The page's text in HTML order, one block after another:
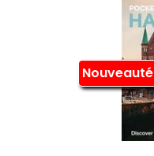
Nouveauté